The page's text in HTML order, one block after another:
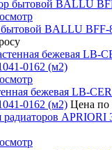
бытовой BALLU BFF-
бежевая LB-
0162 (м2) Цена по